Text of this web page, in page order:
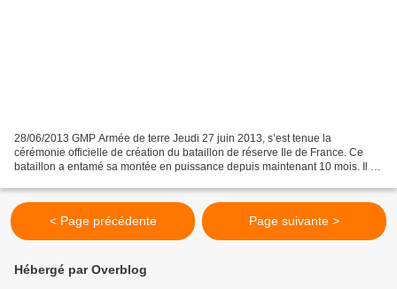
28/06/2013 GMP Armée de terre Jeudi 27 juin 2013, s’est tenue la
cérémonie officielle de création du bataillon de réserve Ile de France. Ce
bataillon a entamé sa montée en puissance depuis maintenant 10 mois. Il a
< Page précédente Page suivante >
Hébergé par Overblog